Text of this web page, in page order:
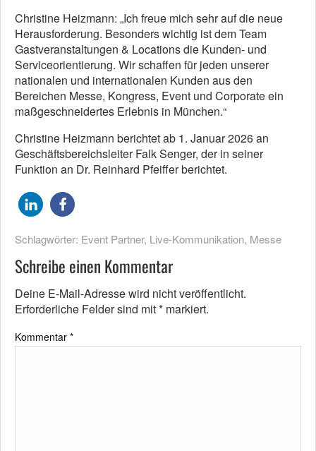
Christine Heizmann: „Ich freue mich sehr auf die neue
Herausforderung. Besonders wichtig ist dem Team
Gastveranstaltungen & Locations die Kunden- und
Serviceorientierung. Wir schaffen für jeden unserer
nationalen und internationalen Kunden aus den
Bereichen Messe, Kongress, Event und Corporate ein
maßgeschneidertes Erlebnis in München.“
Christine Heizmann berichtet ab 1. Januar 2026 an
Geschäftsbereichsleiter Falk Senger, der in seiner
Funktion an Dr. Reinhard Pfeiffer berichtet.
Schlagwörter: Event Partner, Live-Kommunikation, Messe
Schreibe einen Kommentar
Deine E-Mail-Adresse wird nicht veröffentlicht.
Erforderliche Felder sind mit* markiert.
Kommentar *